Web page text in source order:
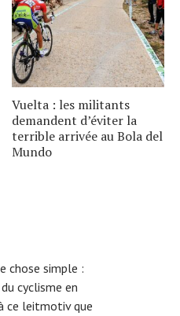
Vuelta : les militants
demandent d’éviter la
terrible arrivée au Bola del
Mundo
chose simple :
cyclisme en
ce leitmotiv que